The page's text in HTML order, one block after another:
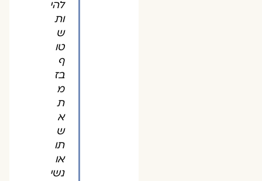
להי
ות
ש
טו
ף
בז
מ
ת
א
ש
תו
או
נשי